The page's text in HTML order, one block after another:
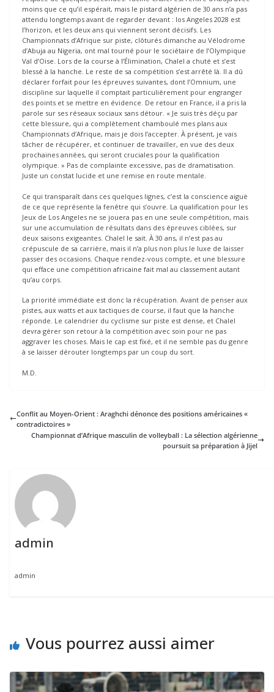
moins que ce qu’il espérait, mais le pistard algérien de 30 ans n’a pas
attendu longtemps avant de regarder devant : los Angeles 2028 est
l’horizon, et les deux ans qui viennent seront décisifs. Les
Championnats d’Afrique sur piste, clôturés dimanche au Vélodrome
d’Abuja au Nigeria, ont mal tourné pour le sociétaire de l’Olympique
Val d’Oise. Lors de la course à l’Élimination, Chalel a chuté et s’est
blessé à la hanche. Le reste de sa compétition s’est arrêté là. Il a dû
déclarer forfait pour les épreuves suivantes, dont l’Omnium, une
discipline sur laquelle il comptait particulièrement pour engranger
des points et se mettre en évidence. De retour en France, il a pris la
parole sur ses réseaux sociaux sans détour. « Je suis très déçu par
cette blessure, qui a complètement chamboulé mes plans aux
Championnats d’Afrique, mais je dois l’accepter. À présent, je vais
tâcher de récupérer, et continuer de travailler, en vue des deux
prochaines années, qui seront cruciales pour la qualification
olympique. » Pas de complainte excessive, pas de dramatisation.
Juste un constat lucide et une remise en route mentale.
Ce qui transparaît dans ces quelques lignes, c’est la conscience aiguë
de ce que représente la fenêtre qui s’ouvre. La qualification pour les
Jeux de Los Angeles ne se jouera pas en une seule compétition, mais
sur une accumulation de résultats dans des épreuves ciblées, sur
deux saisons exigeantes. Chalel le sait. À 30 ans, il n’est pas au
crépuscule de sa carrière, mais il n’a plus non plus le luxe de laisser
passer des occasions. Chaque rendez-vous compte, et une blessure
qui efface une compétition africaine fait mal au classement autant
qu’au corps.
La priorité immédiate est donc la récupération. Avant de penser aux
pistes, aux watts et aux tactiques de course, il faut que la hanche
réponde. Le calendrier du cyclisme sur piste est dense, et Chalel
devra gérer son retour à la compétition avec soin pour ne pas
aggraver les choses. Mais le cap est fixé, et il ne semble pas du genre
à se laisser dérouter longtemps par un coup du sort.
M.D.
Conflit au Moyen-Orient : Araghchi dénonce des positions américaines «
contradictoires »
Championnat d’Afrique masculin de volleyball : La sélection algérienne
poursuit sa préparation à Jijel
admin
admin
Vous pourrez aussi aimer